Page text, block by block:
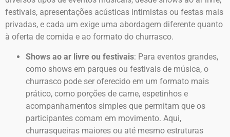
festivais, apresentações acústicas intimistas ou festas mais
privadas, e cada um exige uma abordagem diferente quanto
à oferta de comida e ao formato do churrasco.
Shows ao ar livre ou festivais: Para eventos grandes,
como shows em parques ou festivais de música, o
churrasco pode ser oferecido em um formato mais
prático, como porções de carne, espetinhos e
acompanhamentos simples que permitam que os
participantes comam em movimento. Aqui,
churrasqueiras maiores ou até mesmo estruturas